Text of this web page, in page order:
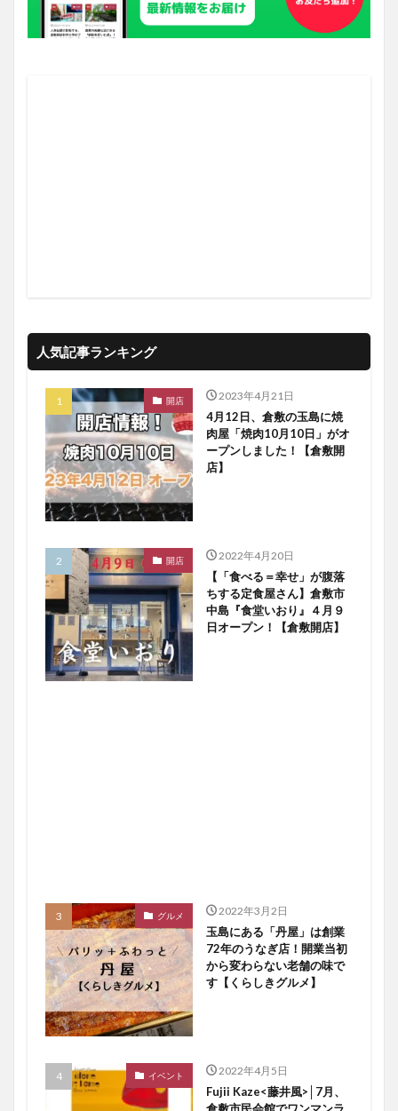
人気記事ランキング
開店 2023年4月21日
4月12日、倉敷の玉島に焼
肉屋「焼肉10月10日」がオ
ープンしました！【倉敷開
店】
開店 2022年4月20日
【「食べる＝幸せ」が腹落
ちする定食屋さん】倉敷市
中島『食堂いおり』４月９
日オープン！【倉敷開店】
グルメ 2022年3月2日
玉島にある「丹屋」は創業
72年のうなぎ店！開業当初
から変わらない老舗の味で
す【くらしきグルメ】
イベント 2022年4月5日
Fujii Kaze<藤井風>│7月、